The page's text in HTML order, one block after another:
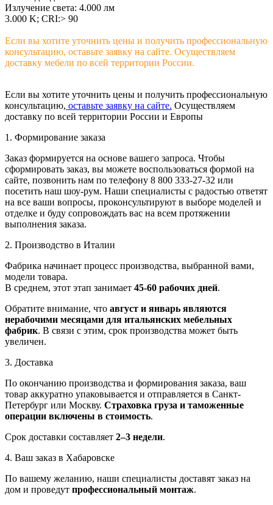
Излучение света: 4.000 лм
3.000 K; CRI:> 90
Если вы хотите уточнить цены и получить профессиональную
консультацию, оставьте заявку на сайте. Осуществляем
доставку мебели по всей территории России.
Если вы хотите уточнить цены и получить профессиональную
консультацию, оставьте заявку на сайте. Осуществляем
доставку по всей территории России и Европы
1. Формирование заказа
Заказ формируется на основе вашего запроса. Чтобы
сформировать заказ, вы можете воспользоваться формой на
сайте, позвонить нам по телефону 8 800 333-27-32 или
посетить наш шоу-рум. Наши специалисты с радостью ответят
на все ваши вопросы, проконсультируют в выборе моделей и
отделке и буду сопровождать вас на всем протяжении
выполнения заказа.
2. Производство в Италии
Фабрика начинает процесс производства, выбранной вами,
модели товара.
В среднем, этот этап занимает 45-60 рабочих дней.
Обратите внимание, что август и январь являются
нерабочими месяцами для итальянских мебельных
фабрик. В связи с этим, срок производства может быть
увеличен.
3. Доставка
По окончанию производства и формирования заказа, ваш
товар аккуратно упаковывается и отправляется в Санкт-
Петербург или Москву. Страховка груза и таможенные
операции включены в стоимость.
Срок доставки составляет 2–3 недели.
4. Ваш заказ в Хабаровске
По вашему желанию, наши специалисты доставят заказ на
дом и проведут профессиональный монтаж.